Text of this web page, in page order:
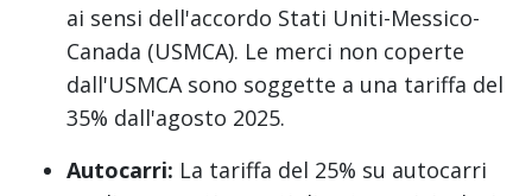
ai sensi dell'accordo Stati Uniti-Messico-
Canada (USMCA). Le merci non coperte
dall'USMCA sono soggette a una tariffa del
35% dall'agosto 2025.
Autocarri: La tariffa del 25% su autocarri